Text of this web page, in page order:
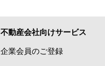
不動産会社向けサービス
企業会員のご登録